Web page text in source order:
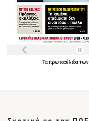
Τα πρωτοσέλιδα των